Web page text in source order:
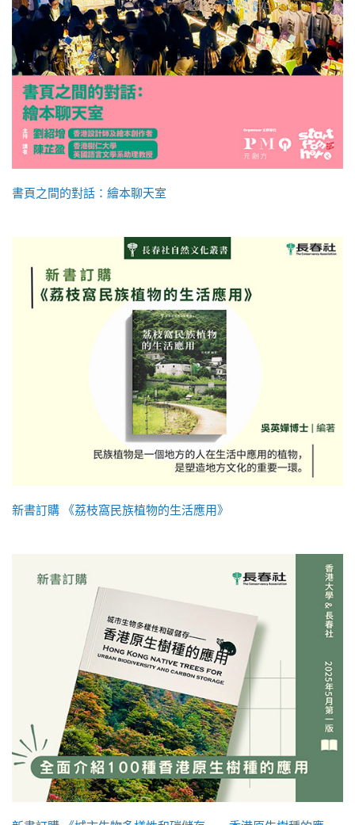
書頁之間的對話：繪本聊天室
新書訂購 《荔枝窩民族植物的生活應用》